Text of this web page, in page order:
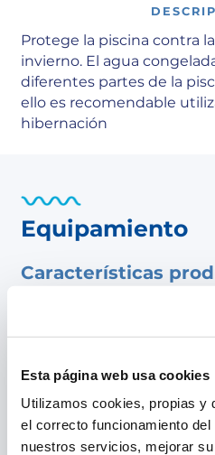
Esta página web usa cookies
Utilizamos cookies, propias y
el correcto funcionamiento
nuestros servicios, mejorar
Protege la piscina contra
invierno. El agua
diferentes partes de la
ello es recomendable
hibernación
Equipamiento
Características
Evita que el agua se
Previene de la salida de
Incluye dos orificios
atarlo y mantenerlo fijo
Recomendable usarlo